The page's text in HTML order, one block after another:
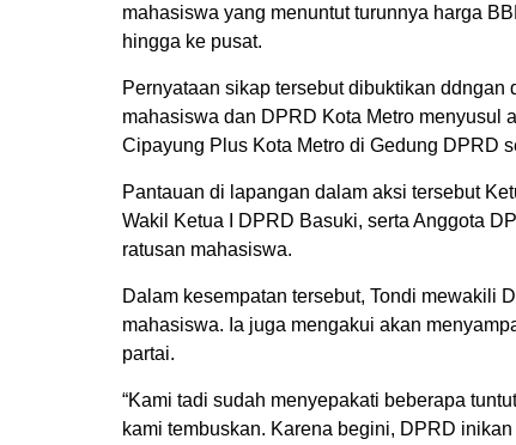
mahasiswa yang menuntut turunnya harga
hingga ke pusat.
Pernyataan sikap tersebut dibuktikan
mahasiswa dan DPRD Kota Metro menyusul
Cipayung Plus Kota Metro di Gedung DPRD
Pantauan di lapangan dalam aksi tersebut
Wakil Ketua I DPRD Basuki, serta Anggota
ratusan mahasiswa.
Dalam kesempatan tersebut, Tondi mewakili
mahasiswa. Ia juga mengakui akan
partai.
“Kami tadi sudah menyepakati beberapa
kami tembuskan. Karena begini, DPRD